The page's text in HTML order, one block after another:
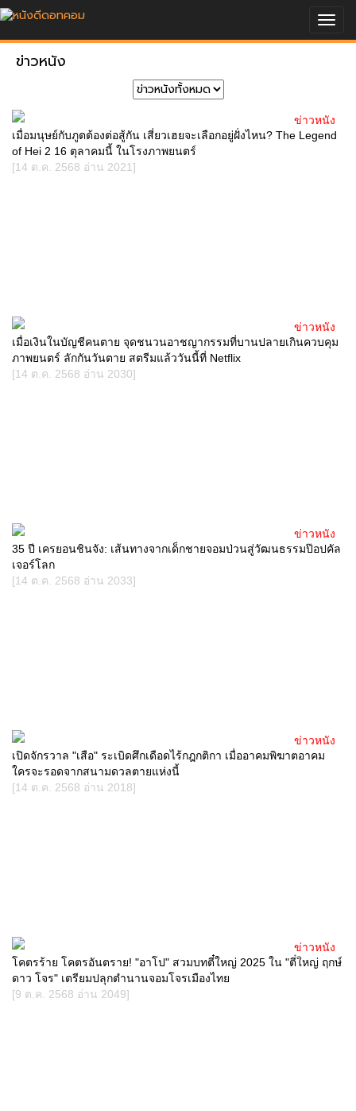
ข่าวหนัง
เมื่อมนุษย์กับภูตต้องต่อสู้กัน เสี่ยวเฮยจะเลือกอยู่ฝั่งไหน? The Legend
of Hei 2 16 ตุลาคมนี้ ในโรงภาพยนตร์
[14 ต.ค. 2568 อ่าน 2021]
ข่าวหนัง
เมื่อเงินในบัญชีคนตาย จุดชนวนอาชญากรรมที่บานปลายเกินควบคุม
ภาพยนตร์ ลักกันวันตาย สตรีมแล้ววันนี้ที่ Netflix
[14 ต.ค. 2568 อ่าน 2030]
ข่าวหนัง
35 ปี เครยอนชินจัง: เส้นทางจากเด็กชายจอมป่วนสู่วัฒนธรรมป๊อปคัล
เจอร์โลก
[14 ต.ค. 2568 อ่าน 2033]
ข่าวหนัง
เปิดจักรวาล "เสือ" ระเบิดศึกเดือดไร้กฎกติกา เมื่ออาคมพิฆาตอาคม
ใครจะรอดจากสนามดวลตายแห่งนี้
[14 ต.ค. 2568 อ่าน 2018]
ข่าวหนัง
โคตรร้าย โคตรอันตราย! "อาโป" สวมบทตี๋ใหญ่ 2025 ใน "ตี๋ใหญ่ ฤกษ์
ดาว โจร" เตรียมปลุกตำนานจอมโจรเมืองไทย
[9 ต.ค. 2568 อ่าน 2049]
ข่าวหนัง